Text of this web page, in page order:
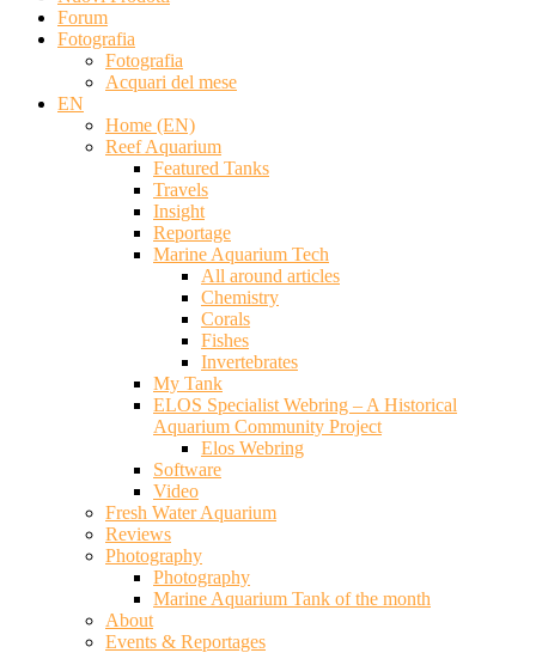
Forum
Fotografia
Fotografia
Acquari del mese
EN
Home (EN)
Reef Aquarium
Featured Tanks
Travels
Insight
Reportage
Marine Aquarium Tech
All around articles
Chemistry
Corals
Fishes
Invertebrates
My Tank
ELOS Specialist Webring – A Historical
Aquarium Community Project
Elos Webring
Software
Video
Fresh Water Aquarium
Reviews
Photography
Photography
Marine Aquarium Tank of the month
About
Events & Reportages